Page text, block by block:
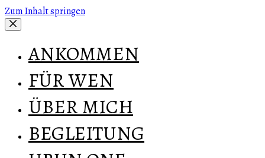
Zum Inhalt springen
ANKOMMEN
FÜR WEN
ÜBER MICH
BEGLEITUNG